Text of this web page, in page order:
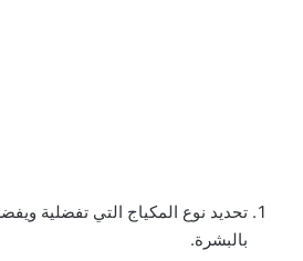
تحديد نوع المكياج التي تفضلية
بالبشرة.